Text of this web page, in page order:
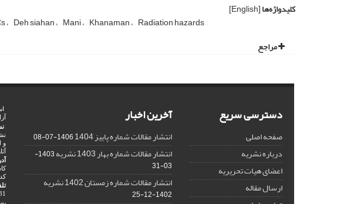
کلیدواژه‌ها[English]
Deh siahan Mani Khanaman Radiation hazards
مراجع
دسترسی سریع
صفحه اصلی
درباره نشریه
اعضای هیات تحریریه
ارسال مقاله
آخرین اخبار
انتشار مقالات شماره پاییز 1404 1406-07-08
انتشار مقالات شماره بهار 1403 نشریه
1403-
03-31
انتشار مقالات شماره زمستان 1402 نشریه
1402-12-25
و
کد
031